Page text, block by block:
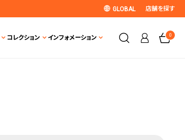
コレクション インフォメーション
店舗を探す
GLOBAL
0